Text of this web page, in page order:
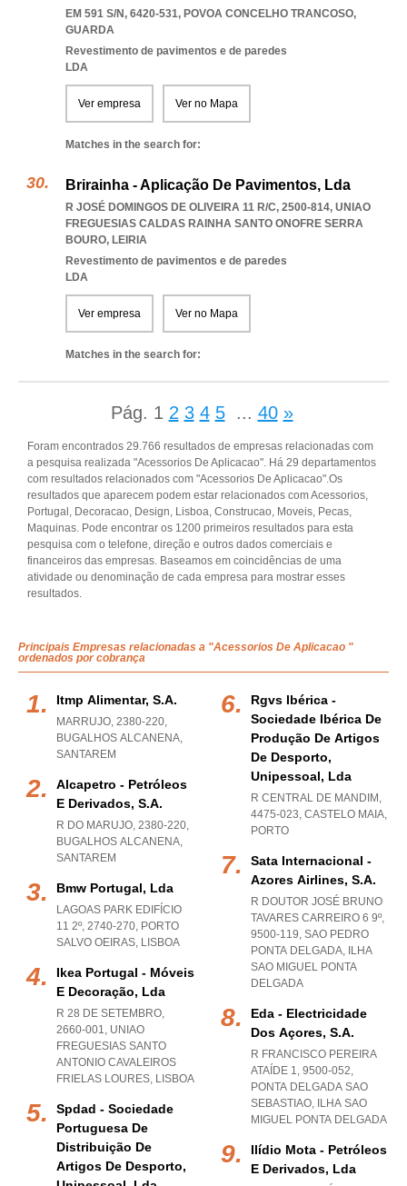
EM 591 S/N, 6420-531, POVOA CONCELHO TRANCOSO,
GUARDA
Revestimento de pavimentos e de paredes
LDA
Ver empresa Ver no Mapa
Matches in the search for:
Brirainha - Aplicação De Pavimentos, Lda
R JOSÉ DOMINGOS DE OLIVEIRA 11 R/C, 2500-814, UNIAO
FREGUESIAS CALDAS RAINHA SANTO ONOFRE SERRA
BOURO, LEIRIA
Revestimento de pavimentos e de paredes
LDA
Ver empresa Ver no Mapa
Matches in the search for:
Pág. 1 2 3 4 5 ... 40 »
Foram encontrados 29.766 resultados de empresas relacionadas com
a pesquisa realizada "Acessorios De Aplicacao". Há 29 departamentos
com resultados relacionados com "Acessorios De Aplicacao".Os
resultados que aparecem podem estar relacionados com Acessorios,
Portugal, Decoracao, Design, Lisboa, Construcao, Moveis, Pecas,
Maquinas. Pode encontrar os 1200 primeiros resultados para esta
pesquisa com o telefone, direção e outros dados comerciais e
financeiros das empresas. Baseamos em coincidências de uma
atividade ou denominação de cada empresa para mostrar esses
resultados.
Principais Empresas relacionadas a "Acessorios De Aplicacao "
ordenados por cobrança
Itmp Alimentar, S.a.
MARRUJO, 2380-220,
BUGALHOS ALCANENA,
SANTAREM
Alcapetro - Petróleos
E Derivados, S.a.
R DO MARUJO, 2380-220,
BUGALHOS ALCANENA,
SANTAREM
Bmw Portugal, Lda
LAGOAS PARK EDIFÍCIO
11 2º, 2740-270, PORTO
SALVO OEIRAS, LISBOA
Ikea Portugal - Móveis
E Decoração, Lda
R 28 DE SETEMBRO,
2660-001, UNIAO
FREGUESIAS SANTO
ANTONIO CAVALEIROS
FRIELAS LOURES, LISBOA
Spdad - Sociedade
Portuguesa De
Distribuição De
Artigos De Desporto,
Rgvs Ibérica -
Sociedade Ibérica De
Produção De Artigos
De Desporto,
Unipessoal, Lda
R CENTRAL DE MANDIM,
4475-023, CASTELO MAIA,
PORTO
Sata Internacional -
Azores Airlines, S.a.
R DOUTOR JOSÉ BRUNO
TAVARES CARREIRO 6 9º,
9500-119, SAO PEDRO
PONTA DELGADA, ILHA
SAO MIGUEL PONTA
DELGADA
Eda - Electricidade
Dos Açores, S.a.
R FRANCISCO PEREIRA
ATAÍDE 1, 9500-052,
PONTA DELGADA SAO
SEBASTIAO, ILHA SAO
MIGUEL PONTA DELGADA
Ilídio Mota - Petróleos
E Derivados, Lda